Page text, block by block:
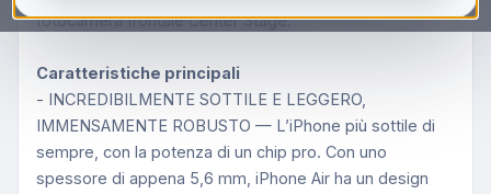
fotocamera frontale Center Stage.
Caratteristiche principali
- INCREDIBILMENTE SOTTILE E LEGGERO,
IMMENSAMENTE ROBUSTO — L’iPhone più sottile di
sempre, con la potenza di un chip pro. Con uno
spessore di appena 5,6 mm, iPhone Air ha un design